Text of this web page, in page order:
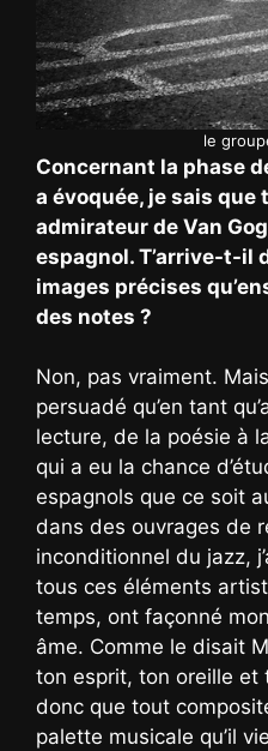
le
Concernant la phase
a évoquée, je sais que
admirateur de Van
espagnol. T’arrive-t-il
images précises
des notes ?
Non, pas vraiment.
persuadé qu’en tant
lecture, de la poésie à
qui a eu la chance
espagnols que ce soit
dans des ouvrages de
inconditionnel du jazz,
tous ces éléments
temps, ont façonné
âme. Comme le disait
ton esprit, ton oreille
donc que tout
palette musicale qu’il